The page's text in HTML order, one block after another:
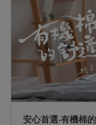
是我們堅守的信仰！
安心首選‧有機棉